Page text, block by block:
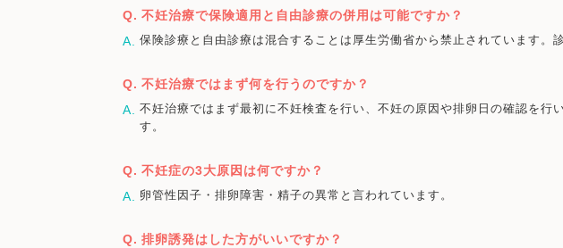
不妊治療で保険適用と自由診療の併用は可能ですか？
保険診療と自由診療は混合することは厚生労働省から禁止されています。
不妊治療ではまず何を行うのですか？
不妊治療ではまず最初に不妊検査を行い、不妊の原因や排卵日の確認を
す。
不妊症の3大原因は何ですか？
卵管性因子・排卵障害・精子の異常と言われています。
排卵誘発はした方がいいですか？